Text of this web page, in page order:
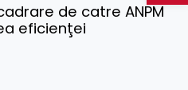
de catre ANPM
eficienţei